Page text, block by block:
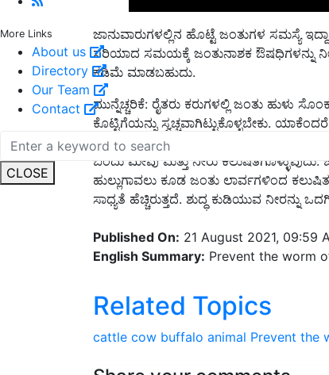
More Links
About us
Directory
Our Team
Contact
CLOSE
ಜಾನುವಾರುಗಳಲ್ಲಿನ ಹೊಟ್ಟೆ ಜಂತುಗಳ ಸಮಸ್ಯೆ
ಸರಿಯಾದ ಸಮಯಕ್ಕೆ ಜಂತುನಾಶಕ ಔಷಧಿಗಳನ್ನು
ಕಡಿಮೆ ಮಾಡಬಹುದು.
ಮುನ್ನೆಚ್ಚರಿಕೆ: ರೈತರು ಕರುಗಳಲ್ಲಿ ಜಂತು ಹುಳು
ಕೊಟ್ಟಿಗೆಯನ್ನು ಸ್ವಚ್ಚವಾಗಿಟ್ಟುಕೊಳ್ಳಬೇಕು.
ಮಿಶ್ರಣಗೊಂಡು ಹೊರ ಹಾಕಲ್ಪಡುತ್ತವೆ. ಕೊಟ್ಟಿಗೆ
ಬಂದು ಮೇವು ಮತ್ತು ನೀರು
ಹುಲ್ಲುಗಾವಲು ಕೂಡ ಜಂತು ಲಾರ್ವಗಳಿಂದ
ಸಾಧ್ಯತೆ ಹೆಚ್ಚಿರುತ್ತದೆ. ಶುದ್ಧ ಕುಡಿಯುವ ನೀರನ್ನು
English Summary:Prevent the worm
cattle cow buffalo animal Prevent the